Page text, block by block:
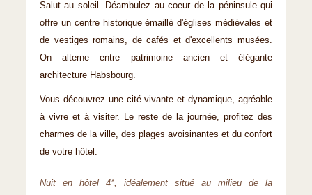
Salut au soleil. Déambulez au coeur de la péninsule qui
offre un centre historique émaillé d'églises médiévales et
de vestiges romains, de cafés et d'excellents musées.
On alterne entre patrimoine ancien et élégante
architecture Habsbourg.
Vous découvrez une cité vivante et dynamique, agréable
à vivre et à visiter. Le reste de la journée, profitez des
charmes de la ville, des plages avoisinantes et du confort
de votre hôtel.
Nuit en hôtel 4*, idéalement situé au milieu de la